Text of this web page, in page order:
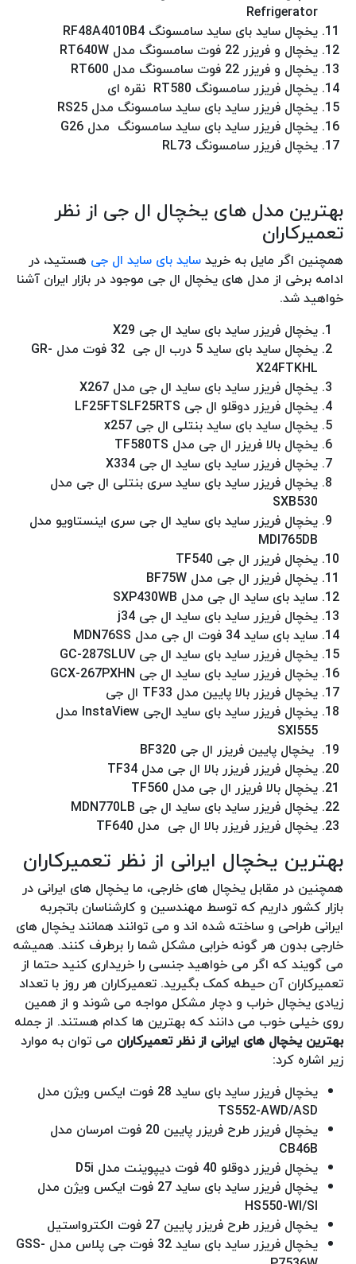
Refrigerator
یخچال ساید بای ساید سامسونگ RF48A4010B4
یخچال و فریزر 22 فوت سامسونگ مدل RT640W
یخچال و فریزر 22 فوت سامسونگ مدل RT600
یخچال فریزر سامسونگ RT580 نقره ای
یخچال فریزر ساید بای ساید سامسونگ مدل RS25
یخچال فریزر ساید بای ساید سامسونگ مدل G26
یخچال فریزر سامسونگ RL73
بهترین مدل های یخچال ال جی از نظر
تعمیرکاران
همچنین اگر مایل به خریدساید بای ساید ال جی هستید، در
ادامه برخی از مدل های یخچال ال جی موجود در بازار ایران آشنا
خواهید شد.
یخچال فریزر ساید بای ساید ال جی X29
یخچال ساید بای ساید 5 درب ال‌ جی 32 فوت مدل GR-
X24FTKHL
یخچال فریزر ساید بای ساید ال جی مدل X267
یخچال فریزر دوقلو ال جی LF25FTSLF25RTS
یخچال ساید بای ساید بنتلی ال جی x257
یخچال بالا فریزر ال جی مدل TF580TS
یخچال فریزر ساید بای ساید ال جی X334
یخچال فریزر ساید بای ساید سری بنتلی ال جی مدل
SXB530
یخچال فریزر ساید بای ساید ال جی سری اینستاویو مدل
MDI765DB
یخچال فریزر ال جی TF540
یخچال فریزر ال جی مدل BF75W
ساید بای ساید ال جی مدل SXP430WB
یخچال فریزر ساید بای ساید ال جی j34
ساید بای ساید 34 فوت ال جی مدل MDN76SS
یخچال فریزر ساید بای ساید ال جی GC-287SLUV
یخچال فریزر ساید بای ساید ال جی GCX-267PXHN
یخچال فریزر بالا پایین مدل TF33 ال‌ جی
یخچال فریزر ساید بای ساید ال‌جی InstaView مدل
SXI555
یخچال پایین فریزر ال جی BF320
یخچال فریزر فریزر بالا ال جی مدل TF34
یخچال بالا فریزر ال جی مدل TF560
یخچال فریزر ساید بای ساید ال جی MDN770LB
یخچال فریزر فریزر بالا ال جی مدل TF640
بهترین یخچال ایرانی از نظر تعمیرکاران
همچنین در مقابل یخچال های خارجی، ما یخچال های ایرانی در
بازار کشور داریم که توسط مهندسین و کارشناسان باتجربه
ایرانی طراحی و ساخته شده اند و می توانند همانند یخچال های
خارجی بدون هر گونه خرابی مشکل شما را برطرف کنند. همیشه
می گویند که اگر می خواهید جنسی را خریداری کنید حتما از
تعمیرکاران آن حیطه کمک بگیرید. تعمیرکاران هر روز با تعداد
زیادی یخچال خراب و دچار مشکل مواجه می شوند و از همین
روی خیلی خوب می دانند که بهترین ها کدام هستند. از جمله
بهترین یخچال های ایرانی از نظر تعمیرکاران می توان به موارد
زیر اشاره کرد:
یخچال فریزر ساید بای ساید 28 فوت ایکس ویژن مدل
TS552-AWD/ASD
یخچال فریزر طرح فریزر پایین 20 فوت امرسان مدل
CB46B
یخچال فریزر دوقلو 40 فوت دیپوینت مدل D5i
یخچال فریزر ساید بای ساید 27 فوت ایکس ویژن مدل
HS550-WI/SI
یخچال فریزر طرح فریزر پایین 27 فوت الکترواستیل
یخچال فریزر ساید بای ساید 32 فوت جی پلاس مدل GSS-